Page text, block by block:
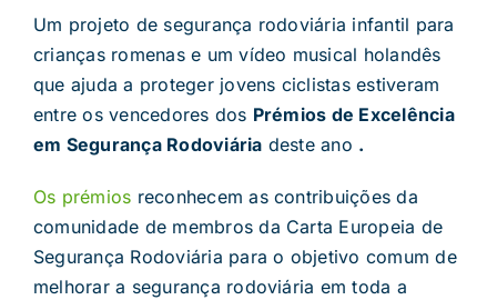
Um projeto de segurança rodoviária infantil para
crianças romenas e um vídeo musical holandês
que ajuda a proteger jovens ciclistas estiveram
entre os vencedores dos Prémios de Excelência
em Segurança Rodoviária deste ano .
Os prémios reconhecem as contribuições da
comunidade de membros da Carta Europeia de
Segurança Rodoviária para o objetivo comum de
melhorar a segurança rodoviária em toda a